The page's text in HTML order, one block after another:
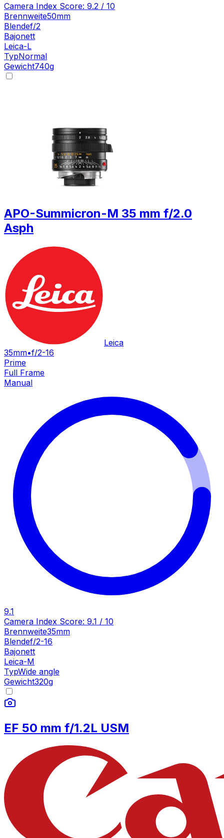
Camera Index Score: 9.2 / 10
Brennweite50mm
Blendef/2
Bajonett
Leica-L
TypNormal
Gewicht740g
APO-Summicron-M 35 mm f/2.0
Asph
Leica
35mm•f/2-16
Prime
Full Frame
Manual
9.1
Camera Index Score: 9.1 / 10
Brennweite35mm
Blendef/2-16
Bajonett
Leica-M
TypWide angle
Gewicht320g
EF 50 mm f/1.2L USM